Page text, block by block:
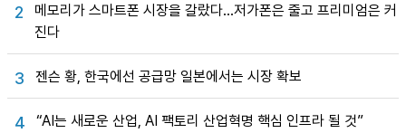
2
메모리가 스마트폰 시장을 갈랐다…저가폰은 줄고 프리미엄은 커
진다
3 젠슨 황, 한국에선 공급망 일본에서는 시장 확보
4 “AI는 새로운 산업, AI 팩토리 산업혁명 핵심 인프라 될 것”